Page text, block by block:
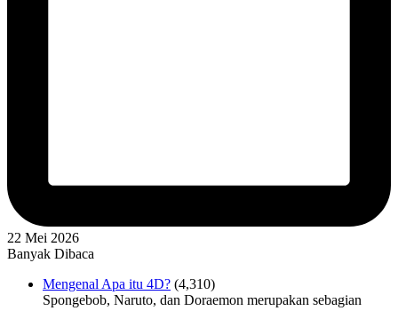
22 Mei 2026
Banyak Dibaca
Mengenal Apa itu 4D? (4,310)
Spongebob, Naruto, dan Doraemon merupakan sebagian